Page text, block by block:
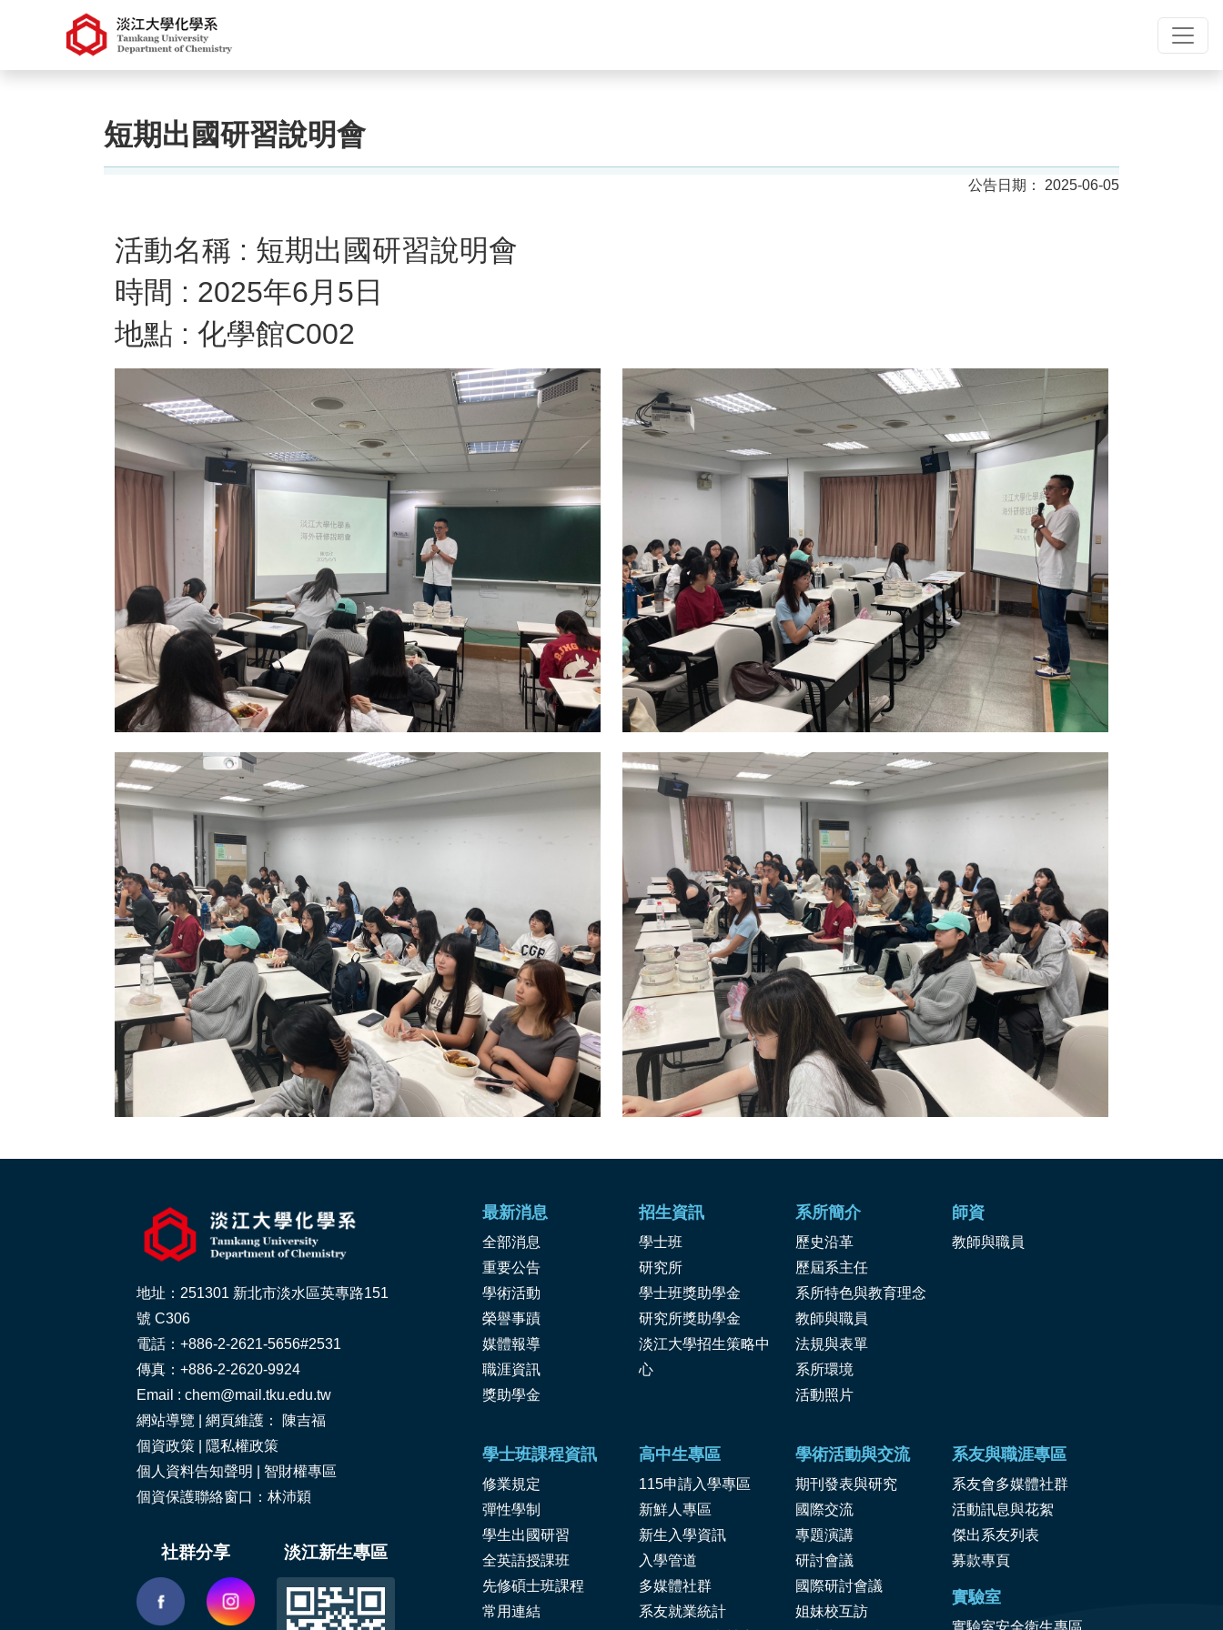
短期出國研習說明會
2025-06-05
活動名稱 : 短期出國研習說明會
時間 : 2025年6月5日
地點 : 化學館C002
地址：251301 新北市淡水區英專路151
號 C306
電話：+886-2-2621-5656#2531
傳真：+886-2-2620-9924
Email : chem@mail.tku.edu.tw
網站導覽 | 網頁維護： 陳吉福
個資政策
隱私權政策
個人資料告知聲明
智財權專區
個資保護聯絡窗口：林沛穎
社群分享 淡江新生專區
最新消息
全部消息
重要公告
學術活動
榮譽事蹟
媒體報導
職涯資訊
獎助學金
招生資訊
學士班
研究所
學士班獎助學金
研究所獎助學金
淡江大學招生策略中
心
系所簡介
歷史沿革
歷屆系主任
系所特色與教育理念
教師與職員
法規與表單
系所環境
活動照片
師資
教師與職員
學士班課程資訊
修業規定
彈性學制
學生出國研習
全英語授課班
先修碩士班課程
常用連結
高中生專區
115申請入學專區
新鮮人專區
新生入學資訊
入學管道
多媒體社群
系友就業統計
學術活動與交流
期刊發表與研究
國際交流
專題演講
研討會議
國際研討會議
姐妹校互訪
系友與職涯專區
系友會多媒體社群
活動訊息與花絮
傑出系友列表
募款專頁
實驗室